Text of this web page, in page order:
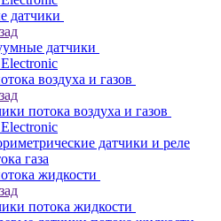
датчики
датчики
воздуха и газов
потока воздуха и газов
датчики и реле
газа
жидкости
потока жидкости